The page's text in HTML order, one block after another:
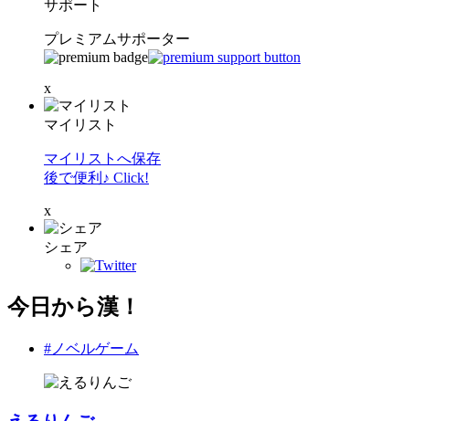
サポート
プレミアムサポーター
x
マイリスト
マイリストへ保存
後で便利♪ Click!
x
シェア
今日から漢！
#ノベルゲーム